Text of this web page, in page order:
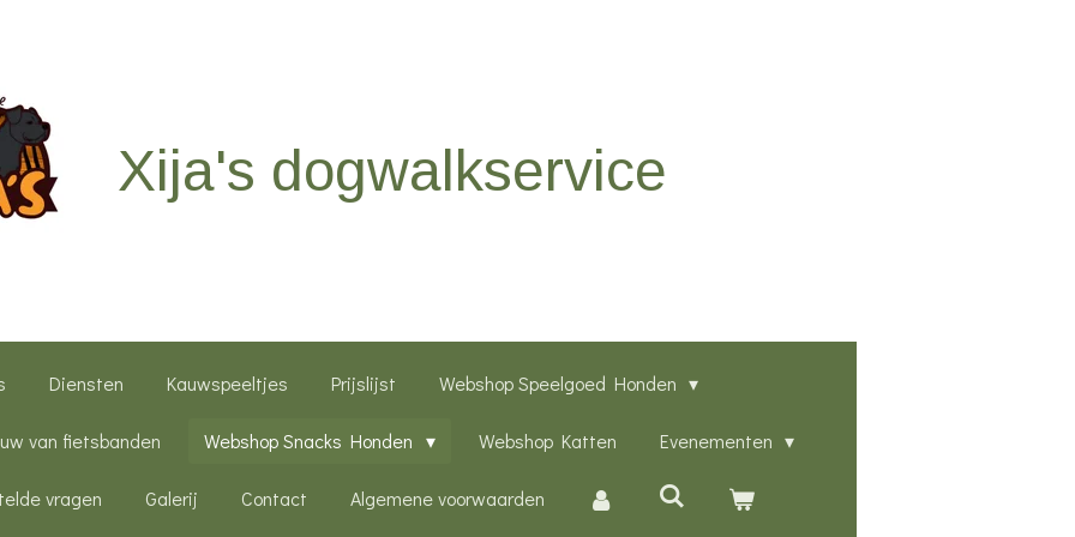
Xija's dogwalkservice
Diensten Kauwspeeltjes Prijslijst Webshop Speelgoed Honden
van fietsbanden Webshop Snacks Honden Webshop Katten Evenementen
vragen Galerij Contact Algemene voorwaarden